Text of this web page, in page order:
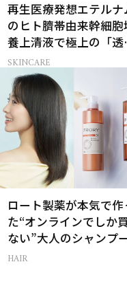
再生医療発想エテルナ
のヒト臍帯由来幹細胞
養上清液で極上の「透
感ハリ肌」へ
SKINCARE
ロート製薬が本気で作
た“オンラインでしか
ない”大人のシャンプ
トリートメントって？
HAIR